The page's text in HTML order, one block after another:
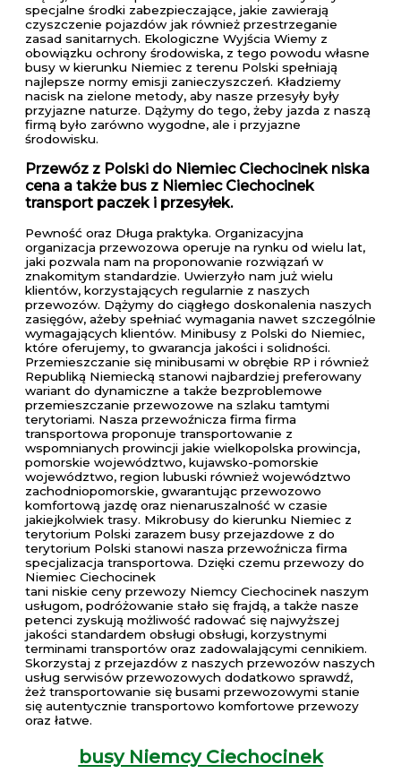
specjalne środki zabezpieczające, jakie zawierają
czyszczenie pojazdów jak również przestrzeganie
zasad sanitarnych. Ekologiczne Wyjścia Wiemy z
obowiązku ochrony środowiska, z tego powodu własne
busy w kierunku Niemiec z terenu Polski spełniają
najlepsze normy emisji zanieczyszczeń. Kładziemy
nacisk na zielone metody, aby nasze przesyły były
przyjazne naturze. Dążymy do tego, żeby jazda z naszą
firmą było zarówno wygodne, ale i przyjazne
środowisku.
Przewóz z Polski do Niemiec Ciechocinek niska
cena a także bus z Niemiec Ciechocinek
transport paczek i przesyłek.
Pewność oraz Długa praktyka. Organizacyjna
organizacja przewozowa operuje na rynku od wielu lat,
jaki pozwala nam na proponowanie rozwiązań w
znakomitym standardzie. Uwierzyło nam już wielu
klientów, korzystających regularnie z naszych
przewozów. Dążymy do ciągłego doskonalenia naszych
zasięgów, ażeby spełniać wymagania nawet szczególnie
wymagających klientów. Minibusy z Polski do Niemiec,
które oferujemy, to gwarancja jakości i solidności.
Przemieszczanie się minibusami w obrębie RP i również
Republiką Niemiecką stanowi najbardziej preferowany
wariant do dynamiczne a także bezproblemowe
przemieszczanie przewozowe na szlaku tamtymi
terytoriami. Nasza przewoźnicza firma firma
transportowa proponuje transportowanie z
wspomnianych prowincji jakie wielkopolska prowincja,
pomorskie województwo, kujawsko-pomorskie
województwo, region lubuski również województwo
zachodniopomorskie, gwarantując przewozowo
komfortową jazdę oraz nienaruszalność w czasie
jakiejkolwiek trasy. Mikrobusy do kierunku Niemiec z
terytorium Polski zarazem busy przejazdowe z do
terytorium Polski stanowi nasza przewoźnicza firma
specjalizacja transportowa. Dzięki czemu przewozy do
Niemiec Ciechocinek
tani niskie ceny przewozy Niemcy Ciechocinek naszym
usługom, podróżowanie stało się frajdą, a także nasze
petenci zyskują możliwość radować się najwyższej
jakości standardem obsługi obsługi, korzystnymi
terminami transportów oraz zadowalającymi cennikiem.
Skorzystaj z przejazdów z naszych przewozów naszych
usług serwisów przewozowych dodatkowo sprawdź,
żeż transportowanie się busami przewozowymi stanie
się autentycznie transportowo komfortowe przewozy
oraz łatwe.
busy Niemcy Ciechocinek